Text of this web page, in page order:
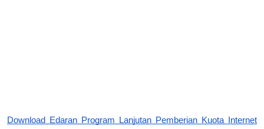
Download Edaran Program Lanjutan Pemberian Kuota Internet